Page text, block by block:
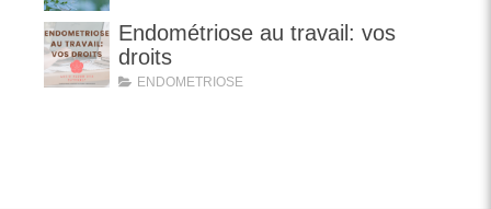
Endométriose au travail: vos
droits
ENDOMETRIOSE